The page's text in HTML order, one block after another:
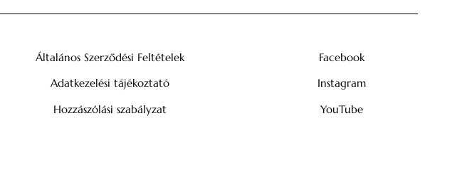
Általános Szerződési Feltételek
Adatkezelési tájékoztató
Hozzászólási szabályzat
Facebook
Instagram
YouTube